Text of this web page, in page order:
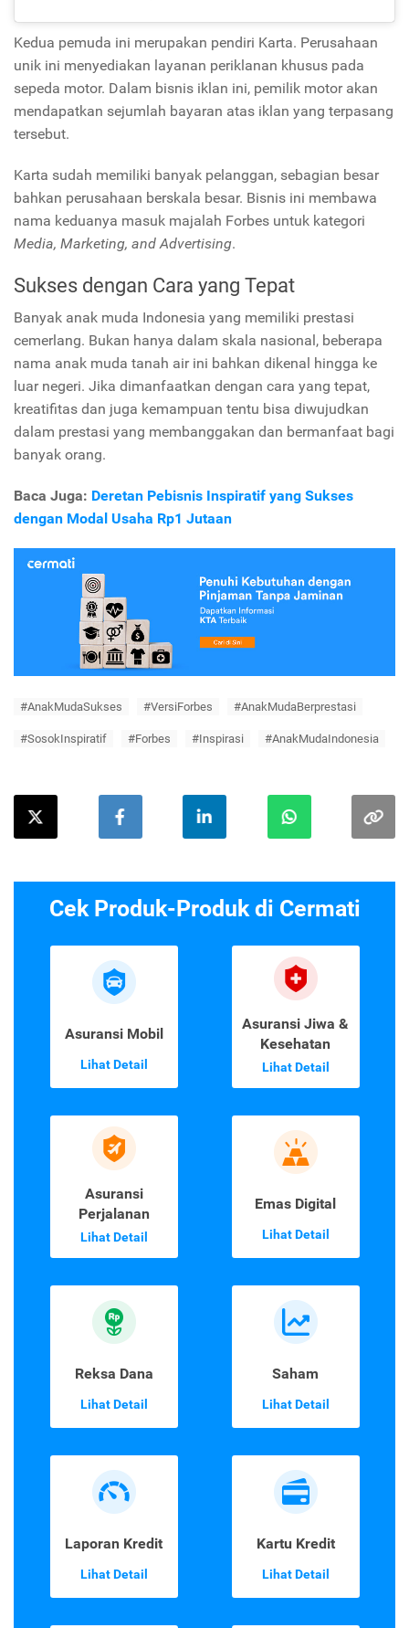
Kedua pemuda ini merupakan pendiri Karta. Perusahaan
unik ini menyediakan layanan periklanan khusus pada
sepeda motor. Dalam bisnis iklan ini, pemilik motor akan
mendapatkan sejumlah bayaran atas iklan yang terpasang
tersebut.
Karta sudah memiliki banyak pelanggan, sebagian besar
bahkan perusahaan berskala besar. Bisnis ini membawa
nama keduanya masuk majalah Forbes untuk kategori
Media, Marketing, and Advertising.
Sukses dengan Cara yang Tepat
Banyak anak muda Indonesia yang memiliki prestasi
cemerlang. Bukan hanya dalam skala nasional, beberapa
nama anak muda tanah air ini bahkan dikenal hingga ke
luar negeri. Jika dimanfaatkan dengan cara yang tepat,
kreatifitas dan juga kemampuan tentu bisa diwujudkan
dalam prestasi yang membanggakan dan bermanfaat bagi
banyak orang.
Baca Juga: Deretan Pebisnis Inspiratif yang Sukses
dengan Modal Usaha Rp1 Jutaan
#AnakMudaSukses #VersiForbes #AnakMudaBerprestasi
#SosokInspiratif #Forbes #Inspirasi #AnakMudaIndonesia
Cek Produk-Produk di Cermati
Asuransi Mobil
Lihat Detail
Asuransi Jiwa &
Kesehatan
Lihat Detail
Asuransi
Perjalanan
Lihat Detail
Emas Digital
Lihat Detail
Reksa Dana
Lihat Detail
Saham
Lihat Detail
Laporan Kredit
Lihat Detail
Kartu Kredit
Lihat Detail